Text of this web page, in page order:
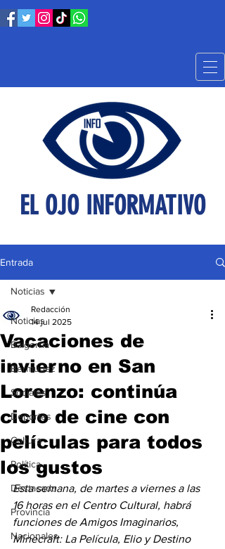
EL OJO INFORMATIVO
Entrada
Noticias
Baigorria
Bermúdez
Sociales
Deportes
Cultura
Política
Destacada
Provincia
Nacionales
Noticias
Vacaciones de
invierno en San
Lorenzo: continúa
ciclo de cine con
películas para todos
los gustos
Redacción
14 jul 2025
Esta semana, de martes a viernes a las
16 horas en el Centro Cultural, habrá
funciones de Amigos Imaginarios,
Minecraft: La Película, Elio y Destino